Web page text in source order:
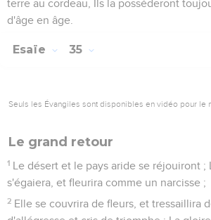
l'Éternel, en disant : L'Éternel nous
sera pas livrée entre les mains du roi
16 N'écoutez point Ézéchias ; car ainsi
de l'eau de sa citerne,
pays comme le vôtre, dans un pays de
de pain et de vignes.
18 Qu'Ézéchias ne vous séduise point, en
nous délivrera. Les dieux des nations
son pays de la main du roi d'Assyrie ?